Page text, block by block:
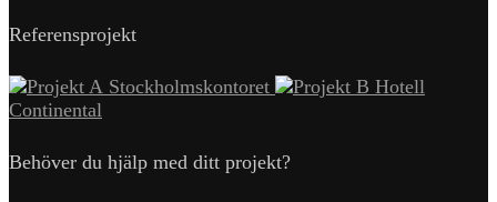
Referensprojekt
Stockholmskontoret
Hotell
Continental
Behöver du hjälp med ditt projekt?